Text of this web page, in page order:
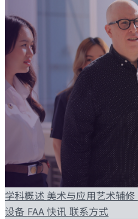
学科概述 美术与应用艺术辅修
设备 FAA 快讯 联系方式